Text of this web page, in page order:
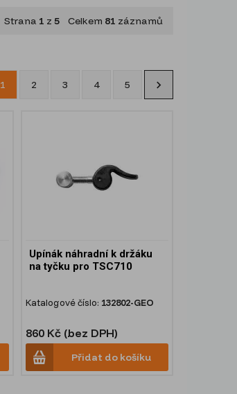
Strana 1 z 5 Celkem 81 záznamů
1 2 3 4 5
Upínák náhradní k držáku
na tyčku pro TSC710
Katalogové číslo: 132802-GEO
860 Kč (bez DPH)
Přidat do košíku